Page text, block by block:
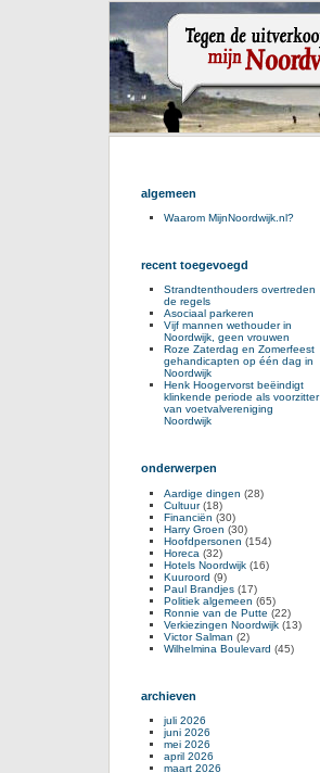
algemeen
Waarom MijnNoordwijk.nl?
recent toegevoegd
Strandtenthouders overtreden
de regels
Asociaal parkeren
Vijf mannen wethouder in
Noordwijk, geen vrouwen
Roze Zaterdag en Zomerfeest
gehandicapten op één dag in
Noordwijk
Henk Hoogervorst beëindigt
klinkende periode als voorzitter
van voetvalvereniging
Noordwijk
onderwerpen
Aardige dingen (28)
Cultuur(18)
Financiën (30)
Harry Groen (30)
Hoofdpersonen (154)
Horeca (32)
Hotels Noordwijk (16)
Kuuroord (9)
Paul Brandjes (17)
Politiek algemeen (65)
Ronnie van de Putte (22)
Verkiezingen Noordwijk (13)
Victor Salman (2)
Wilhelmina Boulevard (45)
archieven
juli 2026
juni 2026
mei 2026
april 2026
maart 2026